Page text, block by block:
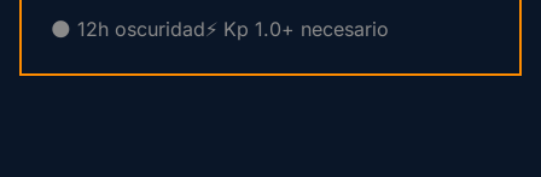
🌑 12h oscuridad⚡ Kp 1.0+ necesario